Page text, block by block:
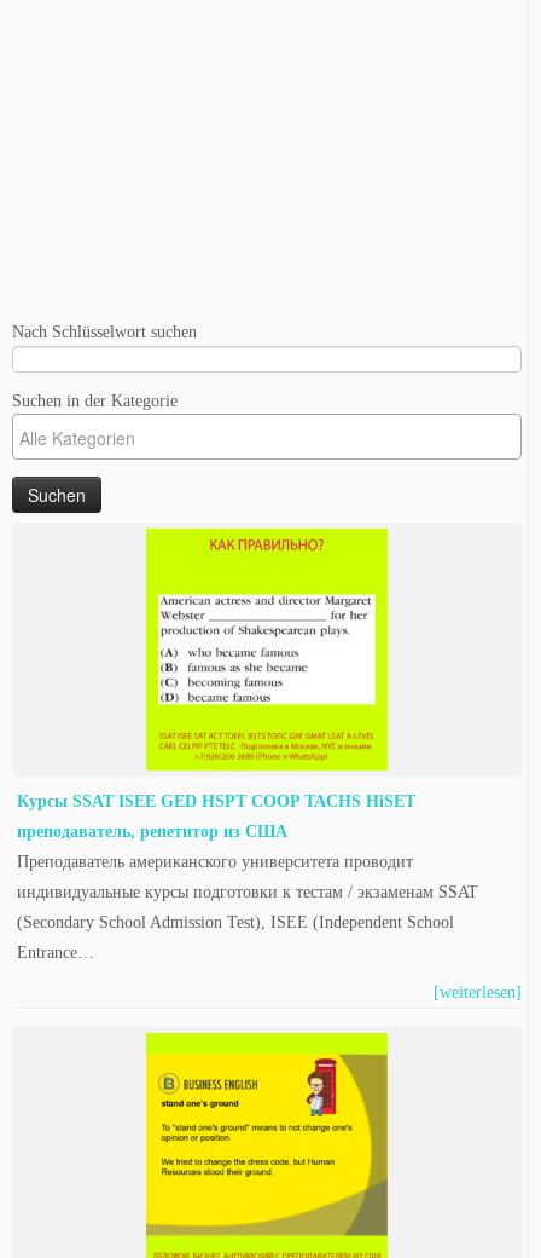
Nach Schlüsselwort suchen
Suchen in der Kategorie
Курсы SSAT ISEE GED HSPT COOP TACHS HiSET
преподаватель, репетитор из США
Преподаватель американского университета проводит
индивидуальные курсы подготовки к тестам / экзаменам SSAT
(Secondary School Admission Test), ISEE (Independent School
Entrance…
[weiterlesen]